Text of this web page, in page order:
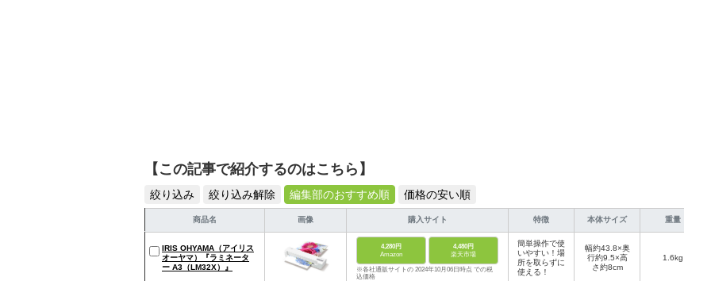
【この記事で紹介するのはこちら】
絞り込み 絞り込み解除 編集部のおすすめ順 価格の安い順
商品名 画像 購入サイト 特徴 本体サイズ 重量
IRIS OHYAMA（アイリス
オーヤマ）『ラミネータ
ー A3（LM32X）』
4,280円
Amazon
4,480円
楽天市場
※各社通販サイトの 2024年10月06日時点 での税
込価格
簡単操作で使
いやすい！場
所を取らずに
使える！
幅約43.8×奥
行約9.5×高
さ約8cm
1.6kg